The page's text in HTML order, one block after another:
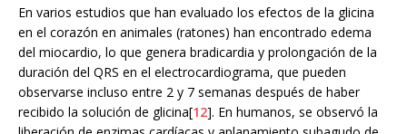
En varios estudios que han evaluado los efectos de la glicina
en el corazón en animales (ratones) han encontrado edema
del miocardio, lo que genera bradicardia y prolongación de la
duración del QRS en el electrocardiograma, que pueden
observarse incluso entre 2 y 7 semanas después de haber
recibido la solución de glicina[12]. En humanos, se observó la